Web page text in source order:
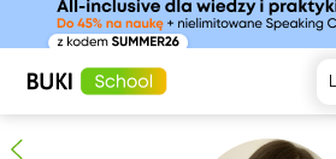
Joanna P.